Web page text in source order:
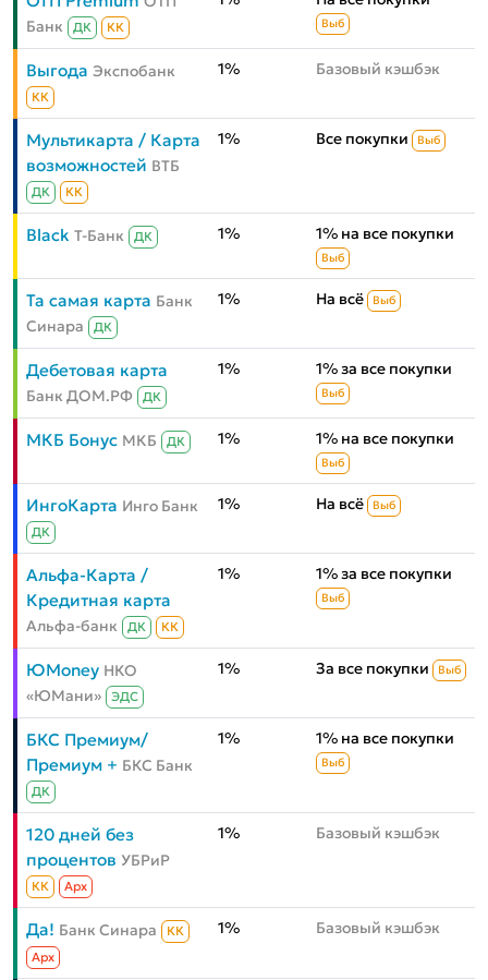
Банк
ДК КК Выб
Выгода Экспобанк
КК
1% Базовый кэшбэк
Мультикарта / Карта
возможностей ВТБ
ДК КК
1% Все покупки Выб
Black Т-Банк ДК 1% 1% на все покупки
Выб
Та самая карта Банк
Синара
ДК
1% На всё Выб
Дебетовая карта
Банк ДОМ.РФ ДК
1% 1% за все покупки
Выб
МКБ Бонус МКБ ДК 1% 1% на все покупки
Выб
ИнгоКарта Инго Банк
ДК
1% На всё Выб
Альфа-Карта /
Кредитная карта
Альфа-банк ДК КК
1% 1% за все покупки
Выб
ЮMoney НКО
«ЮМани»
ЭДС
1% За все покупки Выб
БКС Премиум/
Премиум + БКС Банк
ДК
1% 1% на все покупки
Выб
120 дней без
процентов УБРиР
КК Aрх
1% Базовый кэшбэк
Да! Банк Синара
КК
Aрх
1% Базовый кэшбэк